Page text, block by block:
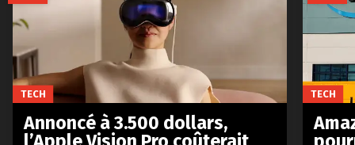
TECH
Annoncé à 3.500 dollars,
TECH